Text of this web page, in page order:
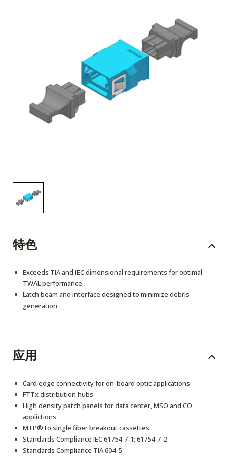
特色
Exceeds TIA and IEC dimensional requirements for optimal
TWAL performance
Latch beam and interface designed to minimize debris
generation
应用
Card edge connectivity for on-board optic applications
FTTx distribution hubs
High density patch panels for data center, MSO and CO
applictions
MTP® to single fiber breakout cassettes
Standards Compliance IEC 61754-7-1; 61754-7-2
Standards Compliance TIA 604-5